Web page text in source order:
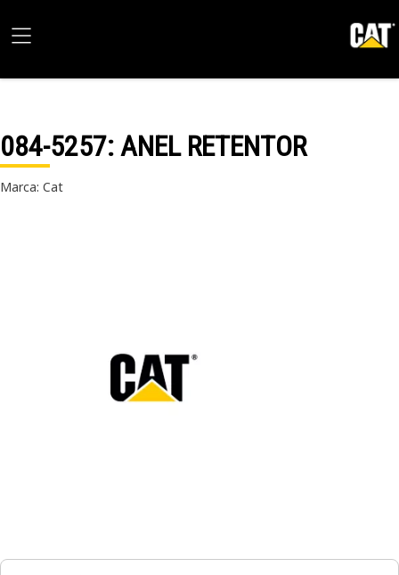
084-5257: ANEL RETENTOR
Marca: Cat